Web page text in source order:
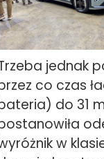
jednak
co czas
do 31
w